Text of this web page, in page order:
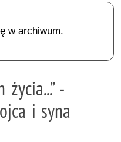
w archiwum.
-
i syna